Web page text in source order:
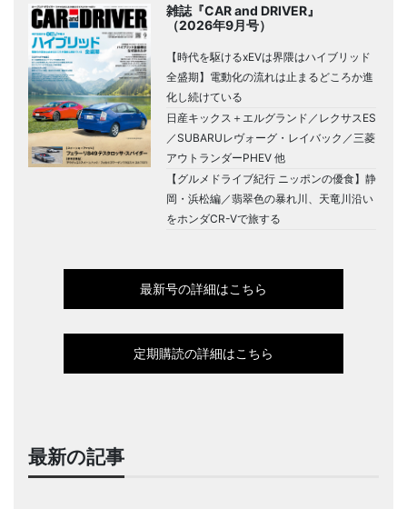
雑誌『CAR and DRIVER』
（2026年9月号）
【時代を駆けるxEVは界隈はハイブリッド
全盛期】電動化の流れは止まるどころか進
化し続けている
日産キックス＋エルグランド／レクサスES
／SUBARUレヴォーグ・レイバック／三菱
アウトランダーPHEV 他
【グルメドライブ紀行 ニッポンの優食】静
岡・浜松編／翡翠色の暴れ川、天竜川沿い
をホンダCR-Vで旅する
最新号の詳細はこちら
定期購読の詳細はこちら
最新の記事